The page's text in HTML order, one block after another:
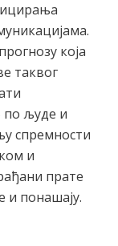
која
таквог
по људе и
спремности
и
прате
и понашају.